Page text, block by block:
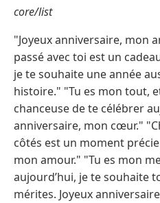
core/list
"Joyeux anniversaire, mon
passé avec toi est un
je te souhaite une année
histoire." "Tu es mon tout,
chanceuse de te célébrer
anniversaire, mon cœur."
côtés est un moment
mon amour." "Tu es mon
aujourd’hui, je te souhaite
mérites. Joyeux